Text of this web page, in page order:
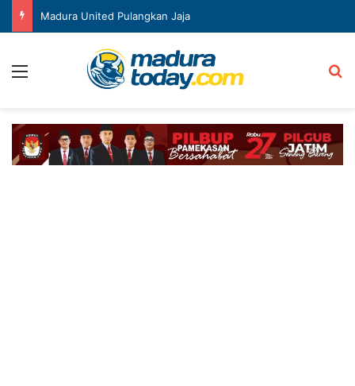
Madura United Pulangkan Jaja